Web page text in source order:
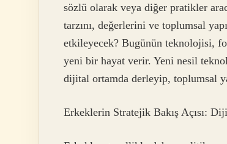
sözlü olarak veya diğer pratikler
tarzını, değerlerini ve toplumsal
etkileyecek? Bugünün teknolojisi,
yeni bir hayat verir. Yeni nesil
dijital ortamda derleyip, toplumsal
Erkeklerin Stratejik Bakış Açısı: